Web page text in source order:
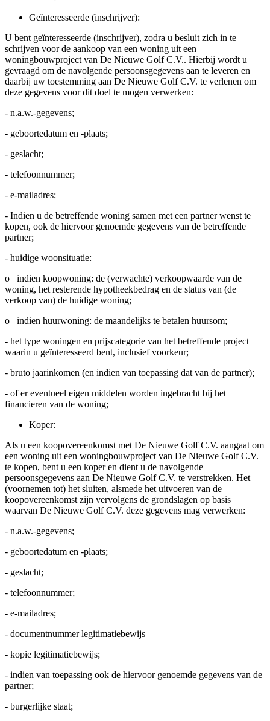
Geïnteresseerde (inschrijver):
U bent geïnteresseerde (inschrijver), zodra u besluit zich in te
schrijven voor de aankoop van een woning uit een
woningbouwproject van De Nieuwe Golf C.V.. Hierbij wordt u
gevraagd om de navolgende persoonsgegevens aan te leveren en
daarbij uw toestemming aan De Nieuwe Golf C.V. te verlenen om
deze gegevens voor dit doel te mogen verwerken:
- n.a.w.-gegevens;
- geboortedatum en -plaats;
- geslacht;
- telefoonnummer;
- e-mailadres;
- Indien u de betreffende woning samen met een partner wenst te
kopen, ook de hiervoor genoemde gegevens van de betreffende
partner;
- huidige woonsituatie:
o indien koopwoning: de (verwachte) verkoopwaarde van de
woning, het resterende hypotheekbedrag en de status van (de
verkoop van) de huidige woning;
o indien huurwoning: de maandelijks te betalen huursom;
- het type woningen en prijscategorie van het betreffende project
waarin u geïnteresseerd bent, inclusief voorkeur;
- bruto jaarinkomen (en indien van toepassing dat van de partner);
- of er eventueel eigen middelen worden ingebracht bij het
financieren van de woning;
Koper:
Als u een koopovereenkomst met De Nieuwe Golf C.V. aangaat om
een woning uit een woningbouwproject van De Nieuwe Golf C.V.
te kopen, bent u een koper en dient u de navolgende
persoonsgegevens aan De Nieuwe Golf C.V. te verstrekken. Het
(voornemen tot) het sluiten, alsmede het uitvoeren van de
koopovereenkomst zijn vervolgens de grondslagen op basis
waarvan De Nieuwe Golf C.V. deze gegevens mag verwerken:
- n.a.w.-gegevens;
- geboortedatum en -plaats;
- geslacht;
- telefoonnummer;
- e-mailadres;
- documentnummer legitimatiebewijs
- kopie legitimatiebewijs;
- indien van toepassing ook de hiervoor genoemde gegevens van de
partner;
- burgerlijke staat;